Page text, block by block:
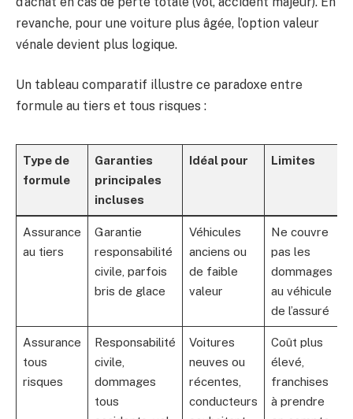
revanche, pour une voiture plus âgée, l’option valeur
vénale devient plus logique.
Un tableau comparatif illustre ce paradoxe entre
formule au tiers et tous risques :
Type de
formule
Garanties
principales
incluses
Idéal pour Limites
Assurance
au tiers
Garantie
responsabilité
civile, parfois
bris de glace
Véhicules
anciens ou
de faible
valeur
Ne couvre
pas les
dommages
au véhicule
de l’assuré
Assurance
tous
risques
Responsabilité
civile,
dommages
tous
Voitures
neuves ou
récentes,
conducteurs
Coût plus
élevé,
franchises
à prendre